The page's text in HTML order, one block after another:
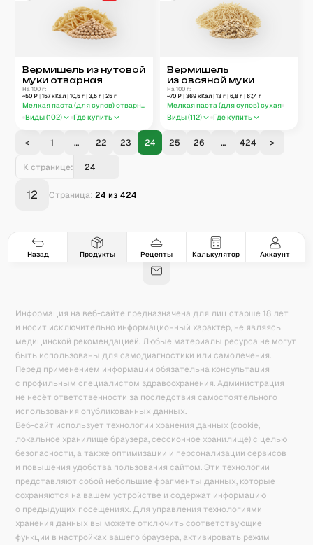
Вермишель из нутовой
муки отварная
На 100 г:
~50 ₽| 157кКал| 10,5 г| 3,5 г| 25 г
Мелкая паста (для супов) отварная
Виды (102) Где купить
Вермишель
из овсяной муки
На 100 г:
~70 ₽ | 369 кКал | 13 г | 6,8 г | 67,4 г
Мелкая паста (для супов) сухая
Виды (112) Где купить
< 1 … 22 23 24 25 26 … 424 >
К странице:
Страница: 24 из424
12
Назад Продукты Рецепты Калькулятор Аккаунт
Гастро-сеты 8 Рецепты 171 Продукты 5078 42
База знаний Калькулятор калорий
Информация на веб-сайте предназначена для лиц старше 18 лет
и носит исключительно информационный характер, не являясь
медицинской рекомендацией. Любые материалы ресурса не могут
быть использованы для самодиагностики или самолечения.
Перед применением информации обязательна консультация
с профильным специалистом здравоохранения. Администрация
не несёт ответственности за последствия самостоятельного
использования опубликованных данных.
Веб-сайт использует технологии хранения данных (cookie,
локальное хранилище браузера, сессионное хранилище) с целью
безопасности, а также оптимизации и персонализации сервисов
и повышения удобства пользования сайтом. Эти технологии
представляют собой небольшие фрагменты данных, которые
сохраняются на вашем устройстве и содержат информацию
о предыдущих посещениях. Для управления технологиями
хранения данных вы можете отключить соответствующие
функции в настройках вашего браузера, активировать режим